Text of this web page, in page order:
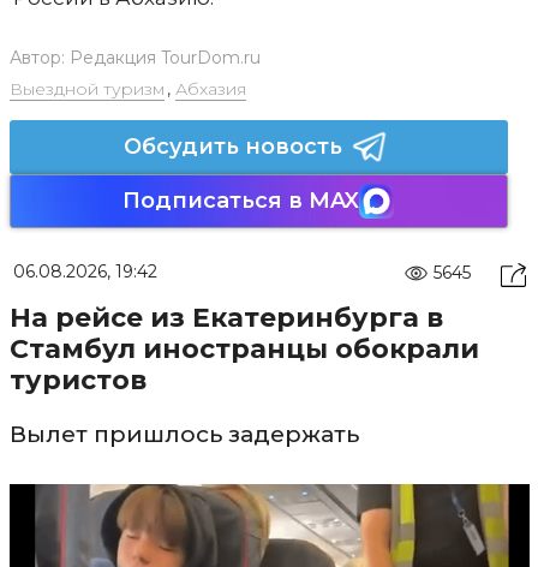
Автор: Редакция TourDom.ru
Выездной туризм , Абхазия
Обсудить новость
Подписаться в MAX
06.08.2026, 19:42 5645
На рейсе из Екатеринбурга в
Стамбул иностранцы обокрали
туристов
Вылет пришлось задержать